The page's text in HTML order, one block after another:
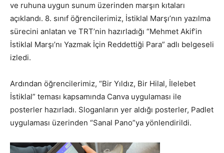
ve ruhuna uygun sunum üzerinden marşın kıtaları
açıklandı. 8. sınıf öğrencilerimiz, İstiklal Marşı’nın yazılma
sürecini anlatan ve TRT’nin hazırladığı “Mehmet Akif’in
İstiklal Marşı’nı Yazmak İçin Reddettiği Para” adlı belgeseli
izledi.
Ardından öğrencilerimiz, “Bir Yıldız, Bir Hilal, İlelebet
İstiklal” teması kapsamında Canva uygulaması ile
posterler hazırladı. Sloganların yer aldığı posterler, Padlet
uygulaması üzerinden “Sanal Pano”ya yönlendirildi.